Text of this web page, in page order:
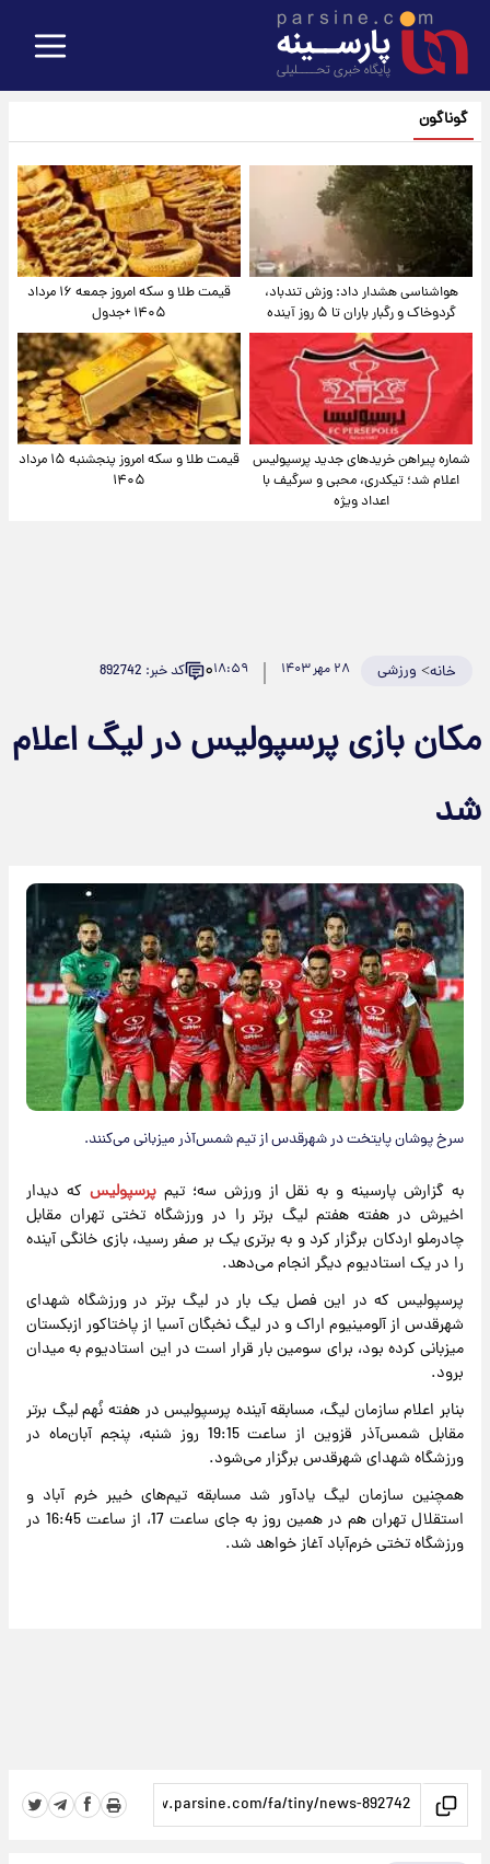
گوناگون
هواشناسی هشدار داد: وزش تندباد،
گردوخاک و رگبار باران تا ۵ روز آینده
قیمت طلا و سکه امروز جمعه ۱۶ مرداد
۱۴۰۵ +جدول
شماره پیراهن خریدهای جدید پرسپولیس
اعلام شد؛ تیکدری، محبی و سرگیف با
اعداد ویژه
قیمت طلا و سکه امروز پنجشنبه ۱۵ مرداد
۱۴۰۵
خانه> ورزشی ۲۸ مهر ۱۴۰۳ ۱۸:۵۹۰ کد خبر: 892742
مکان بازی پرسپولیس در لیگ اعلام
شد
سرخ پوشان پایتخت در شهرقدس از تیم شمس‌آذر میزبانی می‌کنند.
به گزارش پارسینه و به نقل از ورزش سه؛ تیمپرسپولیس که دیدار
اخیرش در هفته هفتم لیگ برتر را در ورزشگاه تختی تهران مقابل
چادرملو اردکان برگزار کرد و به برتری یک بر صفر رسید، بازی خانگی آینده
را در یک استادیوم دیگر انجام می‌دهد.
پرسپولیس که در این فصل یک بار در لیگ برتر در ورزشگاه شهدای
شهرقدس از آلومینیوم اراک و در لیگ نخبگان آسیا از پاختاکور ازبکستان
میزبانی کرده بود، برای سومین بار قرار است در این استادیوم به میدان
برود.
بنابر اعلام سازمان لیگ، مسابقه آینده پرسپولیس در هفته نُهم لیگ برتر
مقابل شمس‌آذر قزوین از ساعت 19:15 روز شنبه، پنجم آبان‌ماه در
ورزشگاه شهدای شهرقدس برگزار می‌شود.
همچنین سازمان لیگ یادآور شد مسابقه تیم‌های خیبر خرم آباد و
استقلال تهران هم در همین روز به جای ساعت 17، از ساعت 16:45 در
ورزشگاه تختی خرم‌آباد آغاز خواهد شد.